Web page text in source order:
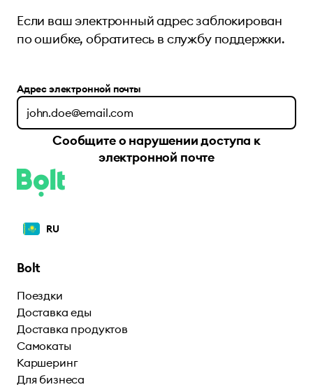
Если ваш электронный адрес заблокирован
по ошибке,обратитесь в службу поддержки.
Адрес электронной почты
Сообщите о нарушении доступа к
электронной почте
RU
Bolt
Поездки
Доставка еды
Доставка продуктов
Самокаты
Каршеринг
Для бизнеса